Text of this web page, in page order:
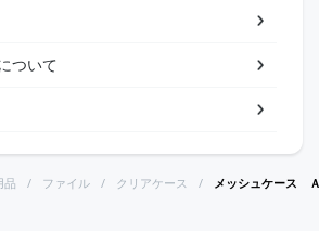
ついて
品 ファイル クリアケース メッシュケース